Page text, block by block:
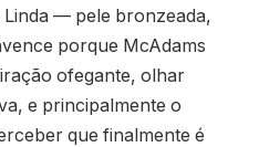
— pele bronzeada,
porque McAdams
ofegante, olhar
e principalmente o
que finalmente é